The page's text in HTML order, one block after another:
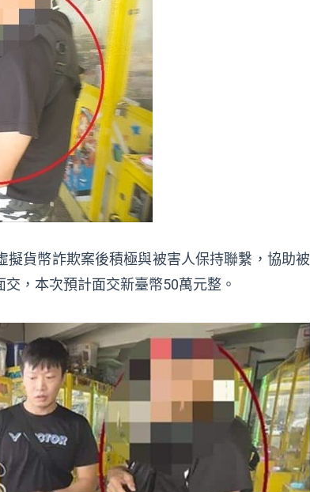
貨幣詐欺案後積極與被害人保持聯繫，協助被
，本次預計面交新臺幣50萬元整。